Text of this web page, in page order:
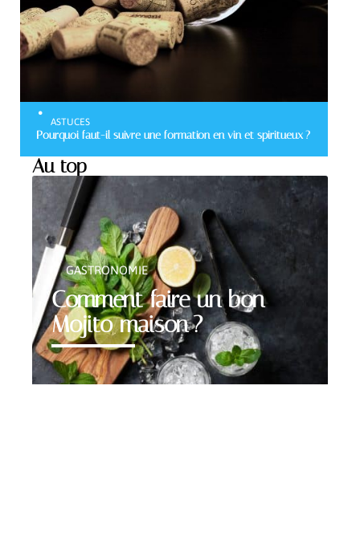
ASTUCES
Pourquoi faut-il suivre une formation en vin et spiritueux ?
Au top
Comment faire un bon
Mojito maison ?
GASTRONOMIE